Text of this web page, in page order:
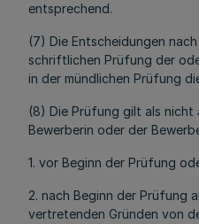
entsprechend.
(7) Die Entscheidungen
schriftlichen Prüfung der
in der mündlichen Prüfung
(8) Die Prüfung gilt als nicht
Bewerberin oder der
1. vor Beginn der Prüfung
2. nach Beginn der Prüfung
vertretenden Gründen von